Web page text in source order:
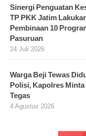
Sinergi Penguatan
TP PKK Jatim
Pembinaan 10
Pasuruan
24 Juli 2026
Warga Beji Tewas
Polisi, Kapolres
Tegas
4 Agustus 2026